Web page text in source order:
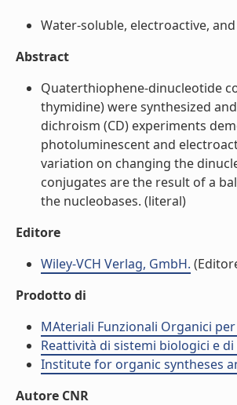
Water-soluble, electroactive,
Abstract
Quaterthiophene-dinucleotide
thymidine) were synthesized
dichroism (CD) experiments
photoluminescent and
variation on changing the
conjugates are the result of a
the nucleobases. (literal)
Editore
Wiley-VCH Verlag, GmbH.
Prodotto di
MAteriali Funzionali Organici
Reattività di sistemi biologici e
Institute for organic syntheses
Autore CNR